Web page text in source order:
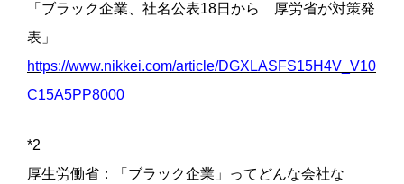
「ブラック企業、社名公表18日から 厚労省が対策発
表」
https://www.nikkei.com/article/DGXLASFS15H4V_V10
C15A5PP8000
*2
厚生労働省：「ブラック企業」ってどんな会社な